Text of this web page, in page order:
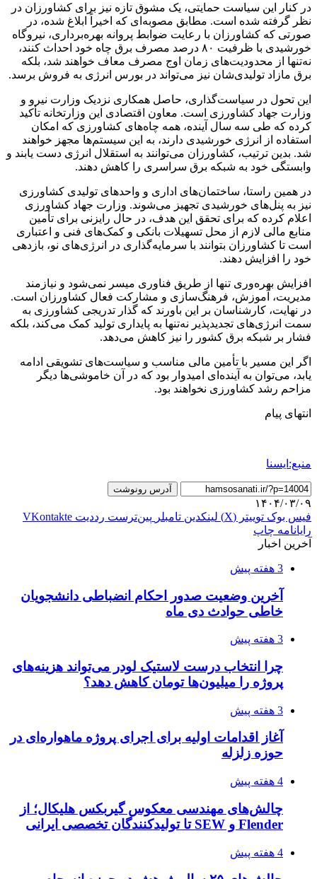
در کنار این سیاست حمایتی، یک مشوق تازه نیز برای کشاورزان در
نظر گرفته شده است. مطابق مصوبه‌ای که اخیراً ابلاغ شده، در
صورتی که کشاورزان با رعایت ضوابط پروانه بهره‌برداری، نیروگاه
خورشیدی با ظرفیت ۸۰ درصد مصرف برق چاه خود احداث کنند،
نه‌تنها از محدودیت‌های زمان اوج مصرف معاف خواهند شد، بلکه
برق مازاد تولیدی‌شان نیز می‌تواند در بورس انرژی به فروش برسد.
این تحول در سیاست‌گذاری، حاصل همکاری نزدیک وزارت نیرو و
وزارت جهاد کشاورزی است. معاون اقتصادی این وزارتخانه تأکید
کرده که طی سه سال آینده، همه چاه‌های کشاورزی که امکان
استفاده از انرژی خورشیدی دارند، به این سیستم‌ها مجهز خواهند
شد. بدین ترتیب، کشاورزان می‌توانند به استقلال انرژی دست یابند و
وابستگی خود به شبکه برق سراسری را کاهش دهند.
در همین راستا، ساختمان‌های اداری و واحدهای تولیدی کشاورزی
نیز به پنل‌های خورشیدی تجهیز می‌شوند. وزارت جهاد کشاورزی
اعلام کرده که برای تحقق این هدف، در حال رایزنی برای تأمین
منابع مالی لازم از محل تسهیلات بانکی و کمک‌های فنی و اعتباری
است تا کشاورزان بتوانند با سرمایه‌گذاری در انرژی‌های نو، بازدهی
خود را افزایش دهند.
افزایش بهره‌وری تنها از طریق فناوری میسر نمی‌شود و نیازمند
مدیریت، آموزش، فرهنگ‌سازی و مشارکت فعال کشاورزان است.
در نهایت، کارشناسان بر این باورند که گذار تدریجی کشاورزی به
سمت انرژی‌های تجدیدپذیر نه‌تنها به پایداری تولید کمک می‌کند، بلکه
فشار بر شبکه برق کشور را نیز کاهش می‌دهد.
اگر این مسیر با تأمین مالی مناسب و سیاست‌های تشویقی ادامه
یابد، می‌توان به آینده‌ای امیدوار بود که در آن خاموشی‌ها دیگر
مزاحم رشد کشاورزی نخواهند بود.
انتهای پیام
منبع:ایسنا
آدرس رونوشت
۱۴۰۴/۰۳/۰۹
فیس بوک توییتر (X) لینکدین ‫تامبلر ‫پین‌ترست ‫رددیت ‫VKontakte
رایانامه چاپ
آخرین اخبار
3 هفته پیش
آخرین وضعیت صدور احکام انضباطی دانشجویان
خاطی حوادث دی ماه
3 هفته پیش
چرا انتخاب درست لاستیک لودر می‌تواند هزینه‌های
پروژه را میلیون‌ها تومان کاهش دهد؟
3 هفته پیش
آغاز اقدامات اولیه برای اجرای پروژه ماهواره‌ای در
حوزه زلزله
4 هفته پیش
چالش‌های مهندسی معکوس گیربکس هلیکال؛ از
Flender و SEW تا تولیدکنندگان تخصصی ایرانی
4 هفته پیش